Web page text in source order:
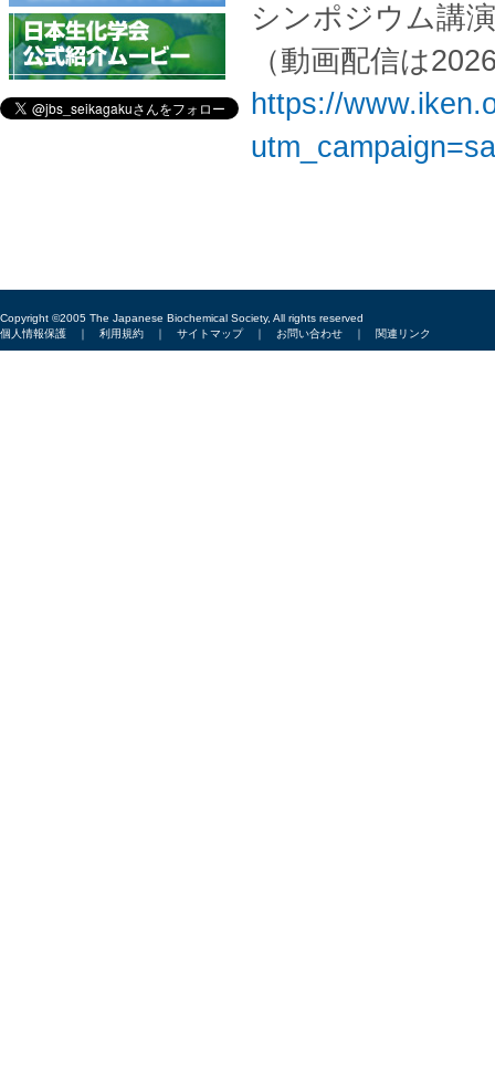
シンポジウム講
（動画配信は
https://
Copyright ©2005 The Japanese Biochemical Society, All rights reserved
個人情報保護 ｜ 利用規約 ｜ サイトマップ｜ お問い合わせ ｜ 関連リンク